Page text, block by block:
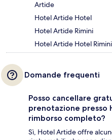
Artide
Hotel Artide Hotel
Hotel Artide Rimini
Hotel Artide Hotel Rimini
Domande frequenti
Posso cancellare
prenotazione presso
rimborso completo?
Sì, Hotel Artide offre